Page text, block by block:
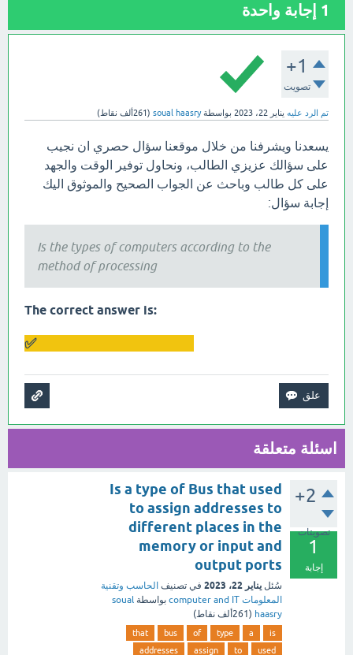
1 إجابة واحدة
+1
تصويت
تم الرد عليه يناير 22، 2023 بواسطةsoual haasry
(261ألف نقاط)
يسعدنا ويشرفنا من خلال موقعنا سؤال حصري ان نجيب
على سؤالك عزيزي الطالب، ونحاول توفير الوقت والجهد
على كل طالب وباحث عن الجواب الصحيح والموثوق اليك
إجابة سؤال:
Is the types of computers according to the
method of processing
:The correct answer is
اسئلة متعلقة
+2
تصويتات
1
إجابة
Is a type of Bus that used
to assign addresses to
different places in the
memory or input and
output ports
سُئل يناير 22، 2023 في تصنيف الحاسب وتقنية
المعلومات computer and IT
بواسطة soual
haasry
( 261ألف نقاط)
is
a
type
of
bus
that
used
to
assign
addresses